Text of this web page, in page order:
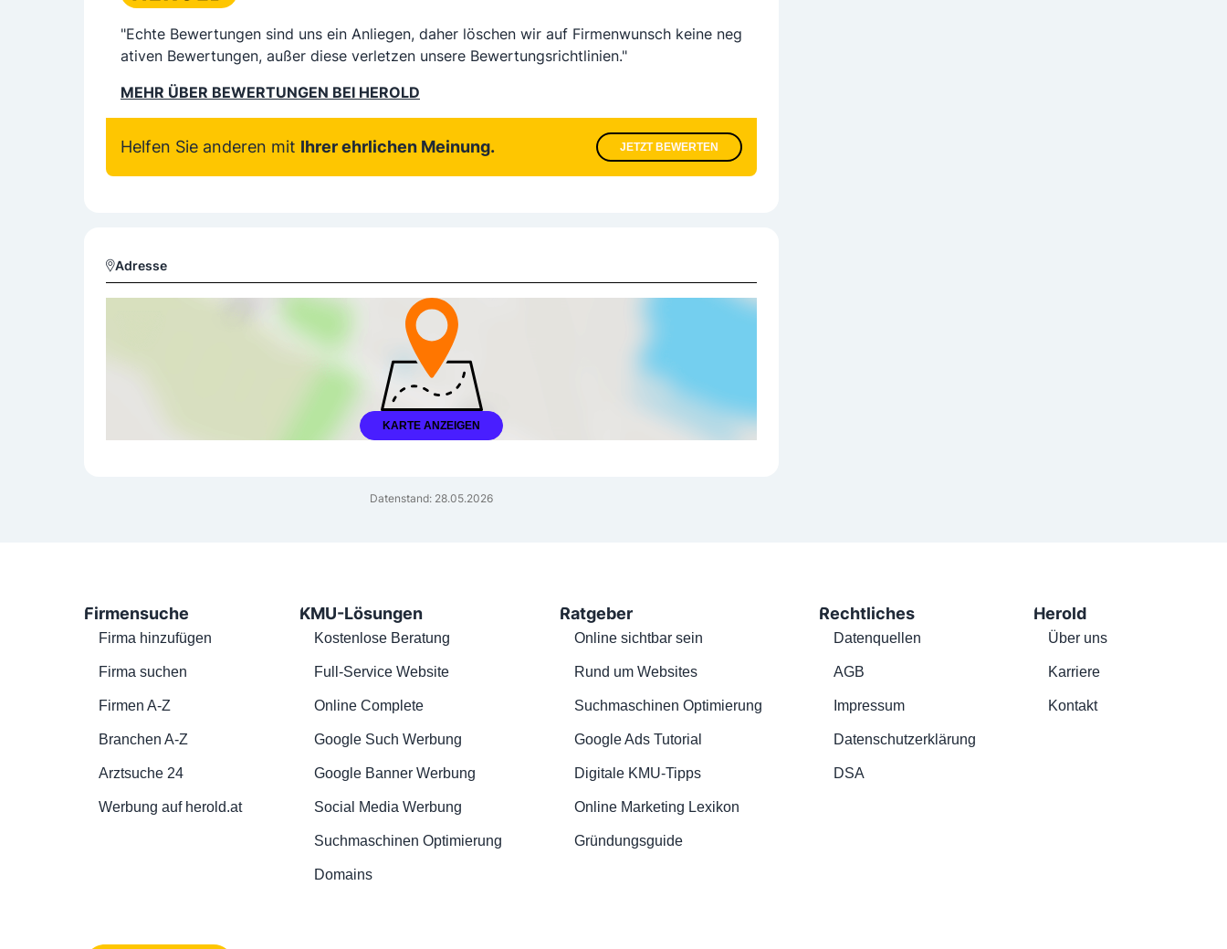
"Echte Bewertungen sind uns ein Anliegen, daher löschen wir auf Firmenwunsch keine neg
ativen Bewertungen, außer diese verletzen unsere Bewertungsrichtlinien."
MEHR ÜBER BEWERTUNGEN BEI HEROLD
Helfen Sie anderen mit Ihrer ehrlichen Meinung. JETZT BEWERTEN
Adresse
KARTE ANZEIGEN
Datenstand: 28.05.2026
Firmensuche
Firma hinzufügen
Firma suchen
Firmen A-Z
Branchen A-Z
Arztsuche 24
Werbung auf herold.at
KMU-Lösungen
Kostenlose Beratung
Full-Service Website
Online Complete
Google Such Werbung
Google Banner Werbung
Social Media Werbung
Suchmaschinen Optimierung
Domains
Ratgeber
Online sichtbar sein
Rund um Websites
Suchmaschinen Optimierung
Google Ads Tutorial
Digitale KMU-Tipps
Online Marketing Lexikon
Gründungsguide
Rechtliches
Datenquellen
AGB
Impressum
Datenschutzerklärung
DSA
Herold
Über uns
Karriere
Kontakt